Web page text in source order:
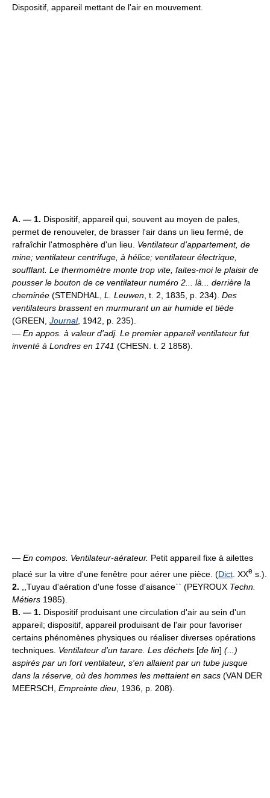
Dispositif, appareil mettant de l'air en mouvement.
A. — 1. Dispositif, appareil qui, souvent au moyen de pales,
permet de renouveler, de brasser l'air dans un lieu fermé, de
rafraîchir l'atmosphère d'un lieu. Ventilateur d'appartement, de
mine; ventilateur centrifuge, à hélice; ventilateur électrique,
soufflant. Le thermomètre monte trop vite, faites-moi le plaisir de
pousser le bouton de ce ventilateur numéro 2... là... derrière la
cheminée (STENDHAL, L. Leuwen , t. 2, 1835, p. 234). Des
ventilateurs brassent en murmurant un air humide et tiède
(GREEN, Journal, 1942, p. 235).
— En appos. à valeur d'adj. Le premier appareil ventilateur fut
inventé à Londres en 1741 (CHESN. t. 2 1858).
— En compos. Ventilateur-aérateur. Petit appareil fixe à ailettes
placé sur la vitre d'une fenêtre pour aérer une pièce. (Dict . XXe s.).
2.
,,Tuyau d'aération d'une fosse d'aisance`` (PEYROUX Techn.
Métiers 1985).
B. — 1. Dispositif produisant une circulation d'air au sein d'un
appareil; dispositif, appareil produisant de l'air pour favoriser
certains phénomènes physiques ou réaliser diverses opérations
techniques. Ventilateur d'un tarare. Les déchets [de lin] (...)
aspirés par un fort ventilateur, s'en allaient par un tube jusque
dans la réserve, où des hommes les mettaient en sacs (VAN DER
MEERSCH, Empreinte dieu , 1936, p. 208).